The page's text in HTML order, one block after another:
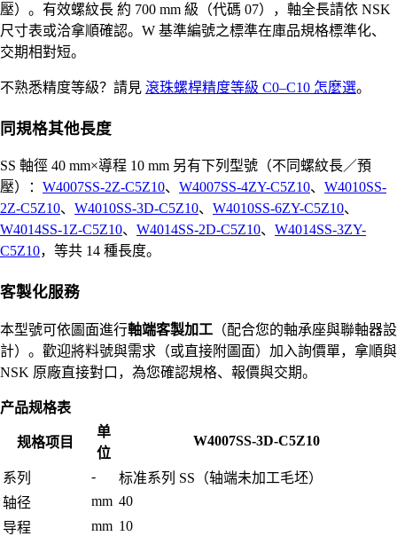
壓）。有效螺紋長 約 700 mm 級（代碼 07），軸全長請依 NSK
尺寸表或洽拿順確認。W 基準編號之標準在庫品規格標準化、
交期相對短。
不熟悉精度等級？請見 滾珠螺桿精度等級 C0–C10 怎麼選。
同規格其他長度
SS 軸徑 40 mm×導程 10 mm 另有下列型號（不同螺紋長／預
壓）： W4007SS-2Z-C5Z10、 W4007SS-4ZY-C5Z10、 W4010SS-
2Z-C5Z10、 W4010SS-3D-C5Z10、 W4010SS-6ZY-C5Z10、
W4014SS-1Z-C5Z10、 W4014SS-2D-C5Z10、 W4014SS-3ZY-
C5Z10，等共 14 種長度。
客製化服務
本型號可依圖面進行軸端客製加工 （配合您的軸承座與聯軸器設
計）。歡迎將料號與需求（或直接附圖面）加入詢價單，拿順與
NSK 原廠直接對口，為您確認規格、報價與交期。
产品规格表
规格项目
单
位
W4007SS-3D-C5Z10
系列 -
标准系列 SS（轴端未加工毛坯）
轴径
mm 40
导程
mm 10